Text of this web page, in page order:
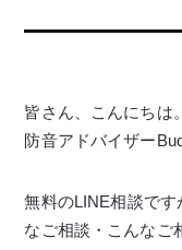
皆さん、こんにちは。
防音アドバイザー
無料のLINE相談で
なご相談・こんなご